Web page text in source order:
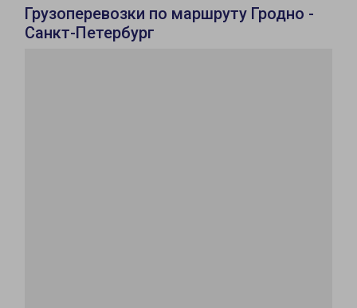
Грузоперевозки по маршруту Гродно -
Санкт-Петербург